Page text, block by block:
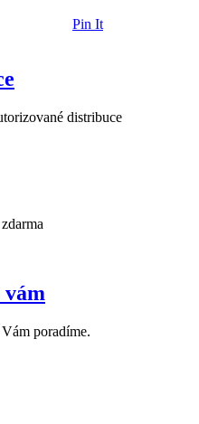
Pin It
distribuce
vám
poradíme.